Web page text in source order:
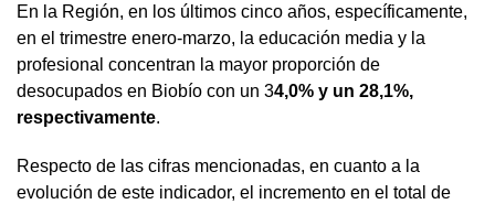
En la Región, en los últimos cinco años, específicamente,
en el trimestre enero-marzo, la educación media y la
profesional concentran la mayor proporción de
desocupados en Biobío con un 34,0% y un 28,1%,
respectivamente.
Respecto de las cifras mencionadas, en cuanto a la
evolución de este indicador, el incremento en el total de